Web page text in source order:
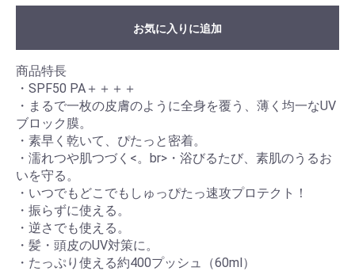
お気に入りに追加
商品特長
・SPF50 PA＋＋＋＋
・まるで一枚の皮膚のように全身を覆う、薄く均一なUV
ブロック膜。
・素早く乾いて、ぴたっと密着。
・濡れつや肌つづく<。br>・浴びるたび、素肌のうるお
いを守る。
・いつでもどこでもしゅっぴたっ速攻プロテクト！
・振らずに使える。
・逆さでも使える。
・髪・頭皮のUV対策に。
・たっぷり使える約400プッシュ（60ml）